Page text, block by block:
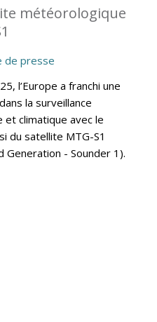
météorologique
de presse
l’Europe a franchi une
la surveillance
climatique avec le
du satellite MTG-S1
Generation - Sounder 1).